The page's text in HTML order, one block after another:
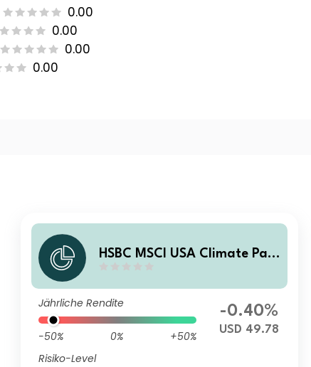
0.00
0.00
0.00
0.00
HSBC MSCI USA Climate Pari
Jährliche Rendite
-50% 0%
+50%
Risiko-Level
-0.40%
USD 49.78